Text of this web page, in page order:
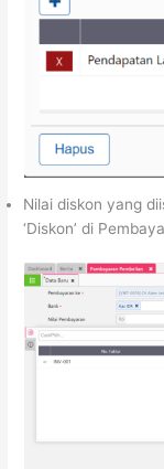
Nilai diskon yang
‘Diskon’ di